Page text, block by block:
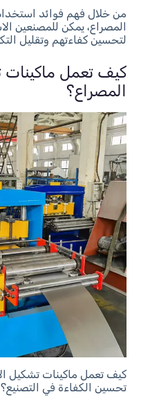
من خلال فهم فوائد
المصراع، يمكن للمصنعين
لتحسين كفاءتهم وتقليل
كيف تعمل ماكينات
المصراع؟
كيف تعمل ماكينات تشكيل
تحسين الكفاءة في التصنيع؟ 13